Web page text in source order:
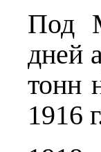
Под
дней
тонн
1916